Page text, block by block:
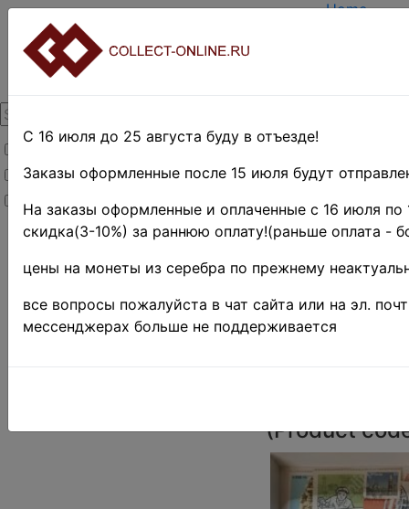
Товары со скидкой
Товары в наличии
Новинки
Home
TERMS
Home»
Collections
150+
(Product
С 16 июля до 25 августа буду в отъезде!
Заказы оформленные после 15 июля будут
На заказы оформленные и оплаченные с 16 июля по
скидка(3-10%) за раннюю оплату!(раньше оплата -
цены на монеты из серебра по прежнему
все вопросы пожалуйста в чат сайта или на эл.
мессенджерах больше не поддерживается